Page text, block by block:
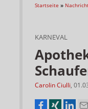
Startseite »
KARNEVAL
Carolin Ciulli,